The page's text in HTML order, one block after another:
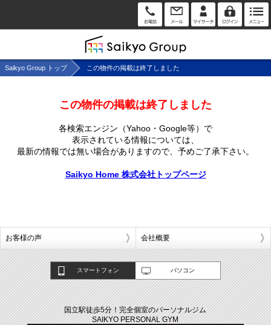
Saikyo Group トップ この物件の掲載は終了しました
この物件の掲載は終了しました
各検索エンジン（Yahoo・Google等）で
表示されている情報については、
最新の情報では無い場合がありますので、 予めご了承下さい。
Saikyo Home 株式会社トップページ
お客様の声 会社概要
スマートフォン パソコン
国立駅徒歩5分！完全個室のパーソナルジム
SAIKYO PERSONAL GYM